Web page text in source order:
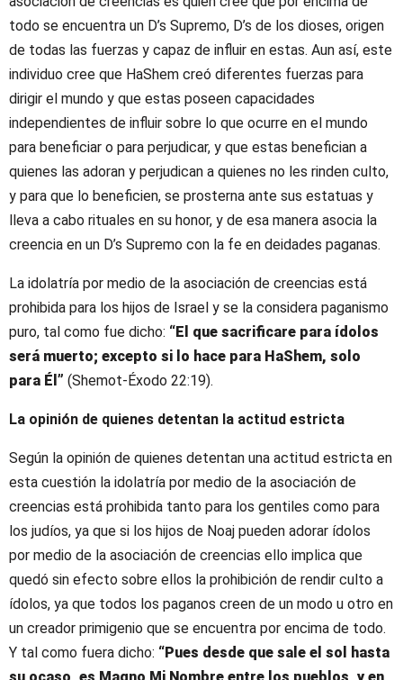
todo se encuentra un D’s Supremo, D’s de los dioses, origen
de todas las fuerzas y capaz de influir en estas. Aun así, este
individuo cree que HaShem creó diferentes fuerzas para
dirigir el mundo y que estas poseen capacidades
independientes de influir sobre lo que ocurre en el mundo
para beneficiar o para perjudicar, y que estas benefician a
quienes las adoran y perjudican a quienes no les rinden culto,
y para que lo beneficien, se prosterna ante sus estatuas y
lleva a cabo rituales en su honor, y de esa manera asocia la
creencia en un D’s Supremo con la fe en deidades paganas.
La idolatría por medio de la asociación de creencias está
prohibida para los hijos de Israel y se la considera paganismo
puro, tal como fue dicho: “El que sacrificare para ídolos
será muerto; excepto si lo hace para HaShem, solo
para Él” (Shemot-Éxodo 22:19).
La opinión de quienes detentan la actitud estricta
Según la opinión de quienes detentan una actitud estricta en
esta cuestión la idolatría por medio de la asociación de
creencias está prohibida tanto para los gentiles como para
los judíos, ya que si los hijos de Noaj pueden adorar ídolos
por medio de la asociación de creencias ello implica que
quedó sin efecto sobre ellos la prohibición de rendir culto a
ídolos, ya que todos los paganos creen de un modo u otro en
un creador primigenio que se encuentra por encima de todo.
Y tal como fuera dicho: “Pues desde que sale el sol hasta